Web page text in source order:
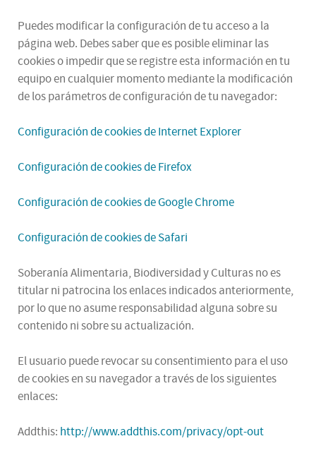
Puedes modificar la configuración de tu acceso a la
página web. Debes saber que es posible eliminar las
cookies o impedir que se registre esta información en tu
equipo en cualquier momento mediante la modificación
de los parámetros de configuración de tu navegador:
Configuración de cookies de Internet Explorer
Configuración de cookies de Firefox
Configuración de cookies de Google Chrome
Configuración de cookies de Safari
Soberanía Alimentaria, Biodiversidad y Culturas no es
titular ni patrocina los enlaces indicados anteriormente,
por lo que no asume responsabilidad alguna sobre su
contenido ni sobre su actualización.
El usuario puede revocar su consentimiento para el uso
de cookies en su navegador a través de los siguientes
enlaces:
Addthis: http://www.addthis.com/privacy/opt-out